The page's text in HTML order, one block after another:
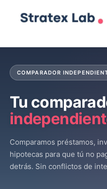
COMPARADOR
Tu
Comparamos préstamos,
hipotecas para que tú no
detrás. Sin conflictos de